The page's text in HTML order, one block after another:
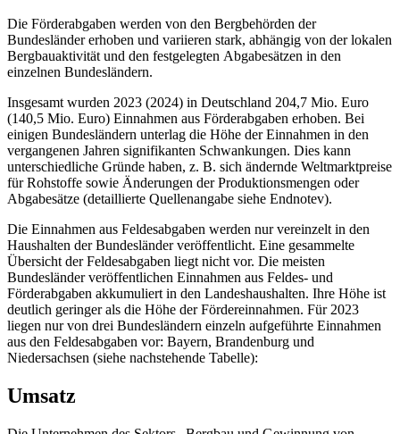
Die Förderabgaben werden von den Bergbehörden der
Bundesländer erhoben und variieren stark, abhängig von der lokalen
Bergbauaktivität und den festgelegten Abgabesätzen in den
einzelnen Bundesländern.
Insgesamt wurden 2023 (2024) in Deutschland 204,7 Mio. Euro
(140,5 Mio. Euro) Einnahmen aus Förderabgaben erhoben. Bei
einigen Bundesländern unterlag die Höhe der Einnahmen in den
vergangenen Jahren signifikanten Schwankungen. Dies kann
unterschiedliche Gründe haben, z. B. sich ändernde Weltmarktpreise
für Rohstoffe sowie Änderungen der Produktionsmengen oder
Abgabesätze (detaillierte Quellenangabe siehe Endnotev).
Die Einnahmen aus Feldesabgaben werden nur vereinzelt in den
Haushalten der Bundesländer veröffentlicht. Eine gesammelte
Übersicht der Feldesabgaben liegt nicht vor. Die meisten
Bundesländer veröffentlichen Einnahmen aus Feldes- und
Förderabgaben akkumuliert in den Landeshaushalten. Ihre Höhe ist
deutlich geringer als die Höhe der Fördereinnahmen. Für 2023
liegen nur von drei Bundesländern einzeln aufgeführte Einnahmen
aus den Feldesabgaben vor: Bayern, Brandenburg und
Niedersachsen (siehe nachstehende Tabelle):
Umsatz